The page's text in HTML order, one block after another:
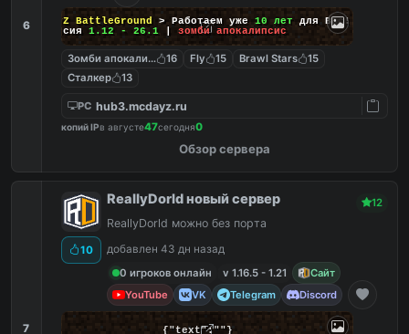
6 DayZ BattleGround > Работаем уже 10 лет для Вас!
Версия 1.12 - 26.1 | зомби апокалипсис
Зомби апокалипсис16 Fly 15 Brawl Stars
15
Сталкер
13
PC hub3.mcdayz.ru
копий IPв августе47сегодня0
Обзор сервера
7
10
ReallyDorld новый сервер 12
ReallyDorld можно без порта
добавлен 43 дн назад
0 игроков онлайн
v 1.16.5 - 1.21
Сайт
YouTube
VK Telegram Discord
{"text":""}